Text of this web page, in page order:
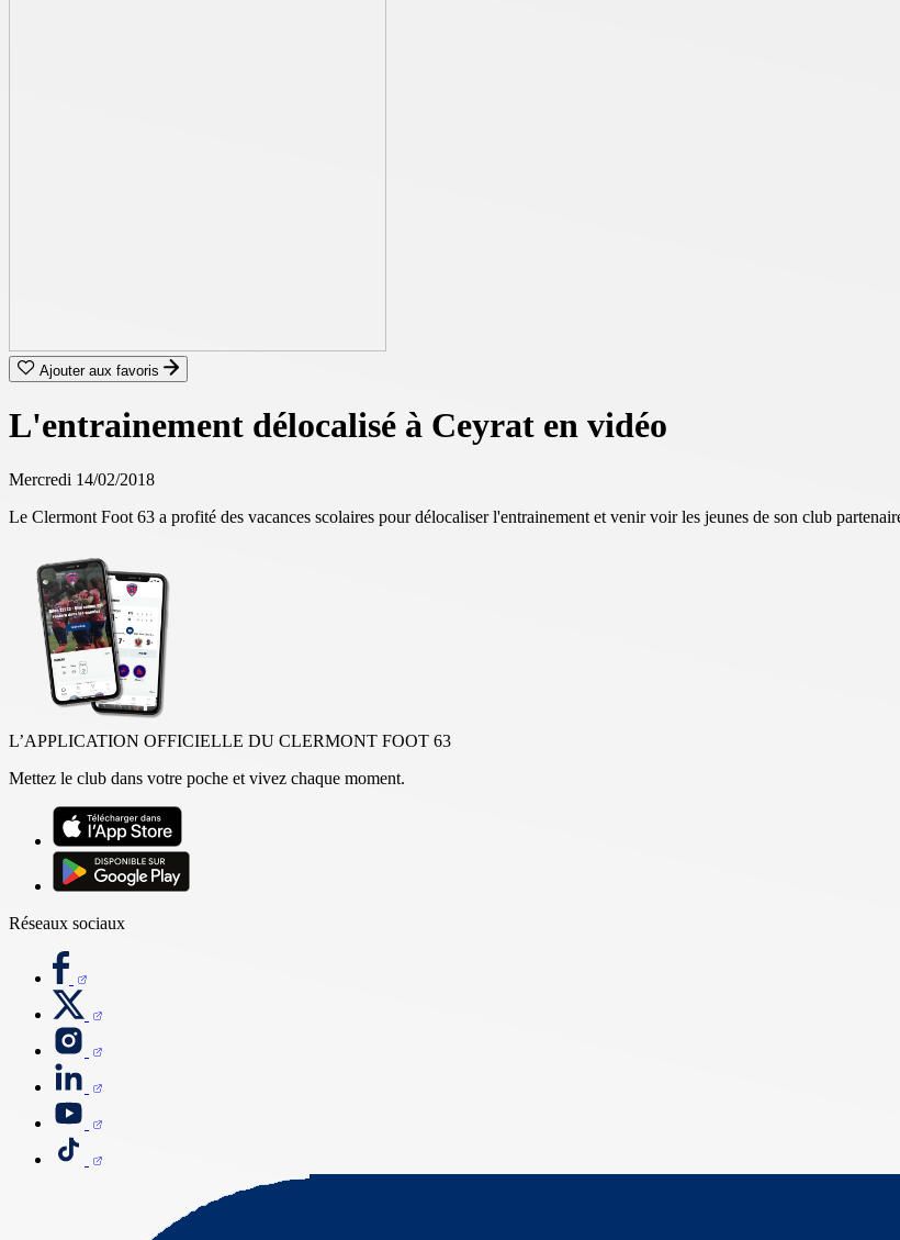
Ajouter aux favoris
L'entrainement délocalisé à Ceyrat en vidéo
Mercredi 14/02/2018
Le Clermont Foot 63 a profité des vacances scolaires pour délocaliser l'entrainement et venir voir les jeunes de son club
L’APPLICATION OFFICIELLE DU CLERMONT FOOT 63
Mettez le club dans votre poche et vivez chaque moment.
Réseaux sociaux